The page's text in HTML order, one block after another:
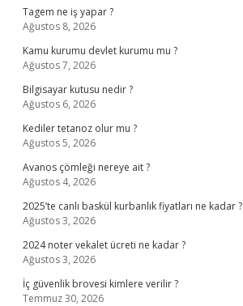
Tagem ne iş yapar ?
Ağustos 8, 2026
Kamu kurumu devlet kurumu mu ?
Ağustos 7, 2026
Bilgisayar kutusu nedir ?
Ağustos 6, 2026
Kediler tetanoz olur mu ?
Ağustos 5, 2026
Avanos çömleği nereye ait ?
Ağustos 4, 2026
2025’te canlı baskül kurbanlık fiyatları ne kadar ?
Ağustos 3, 2026
2024 noter vekalet ücreti ne kadar ?
Ağustos 3, 2026
İç güvenlik brovesi kimlere verilir ?
Temmuz 30, 2026